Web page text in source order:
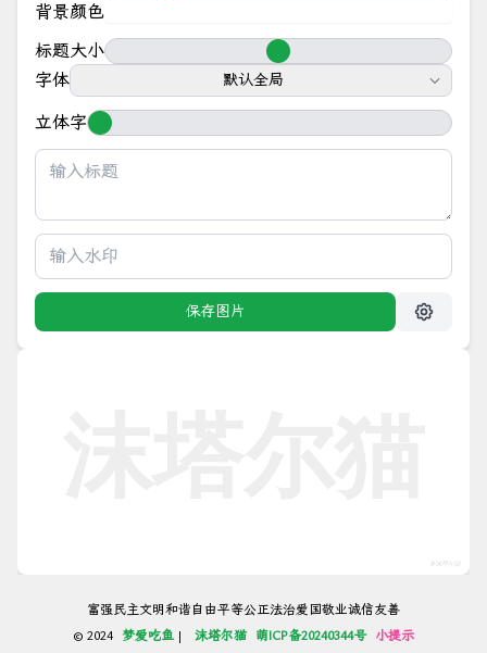
背景颜色
图标大小
图标旋转
图标阴影大小
图标阴影颜色
图标背景大小
图标背景颜色
标题大小
字体
默认全局
立体字
保存图片
富强 民主文明和谐自由平等公正法治爱国敬业诚信友善
© 2024 梦爱吃鱼 | 沫塔尔猫 萌ICP备20240344号 小提示